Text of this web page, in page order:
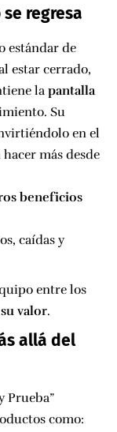
regresa
estándar de
estar cerrado,
la pantalla
Su
en el
más desde
beneficios
caídas y
entre los
valor.
allá del
Prueba”
como: